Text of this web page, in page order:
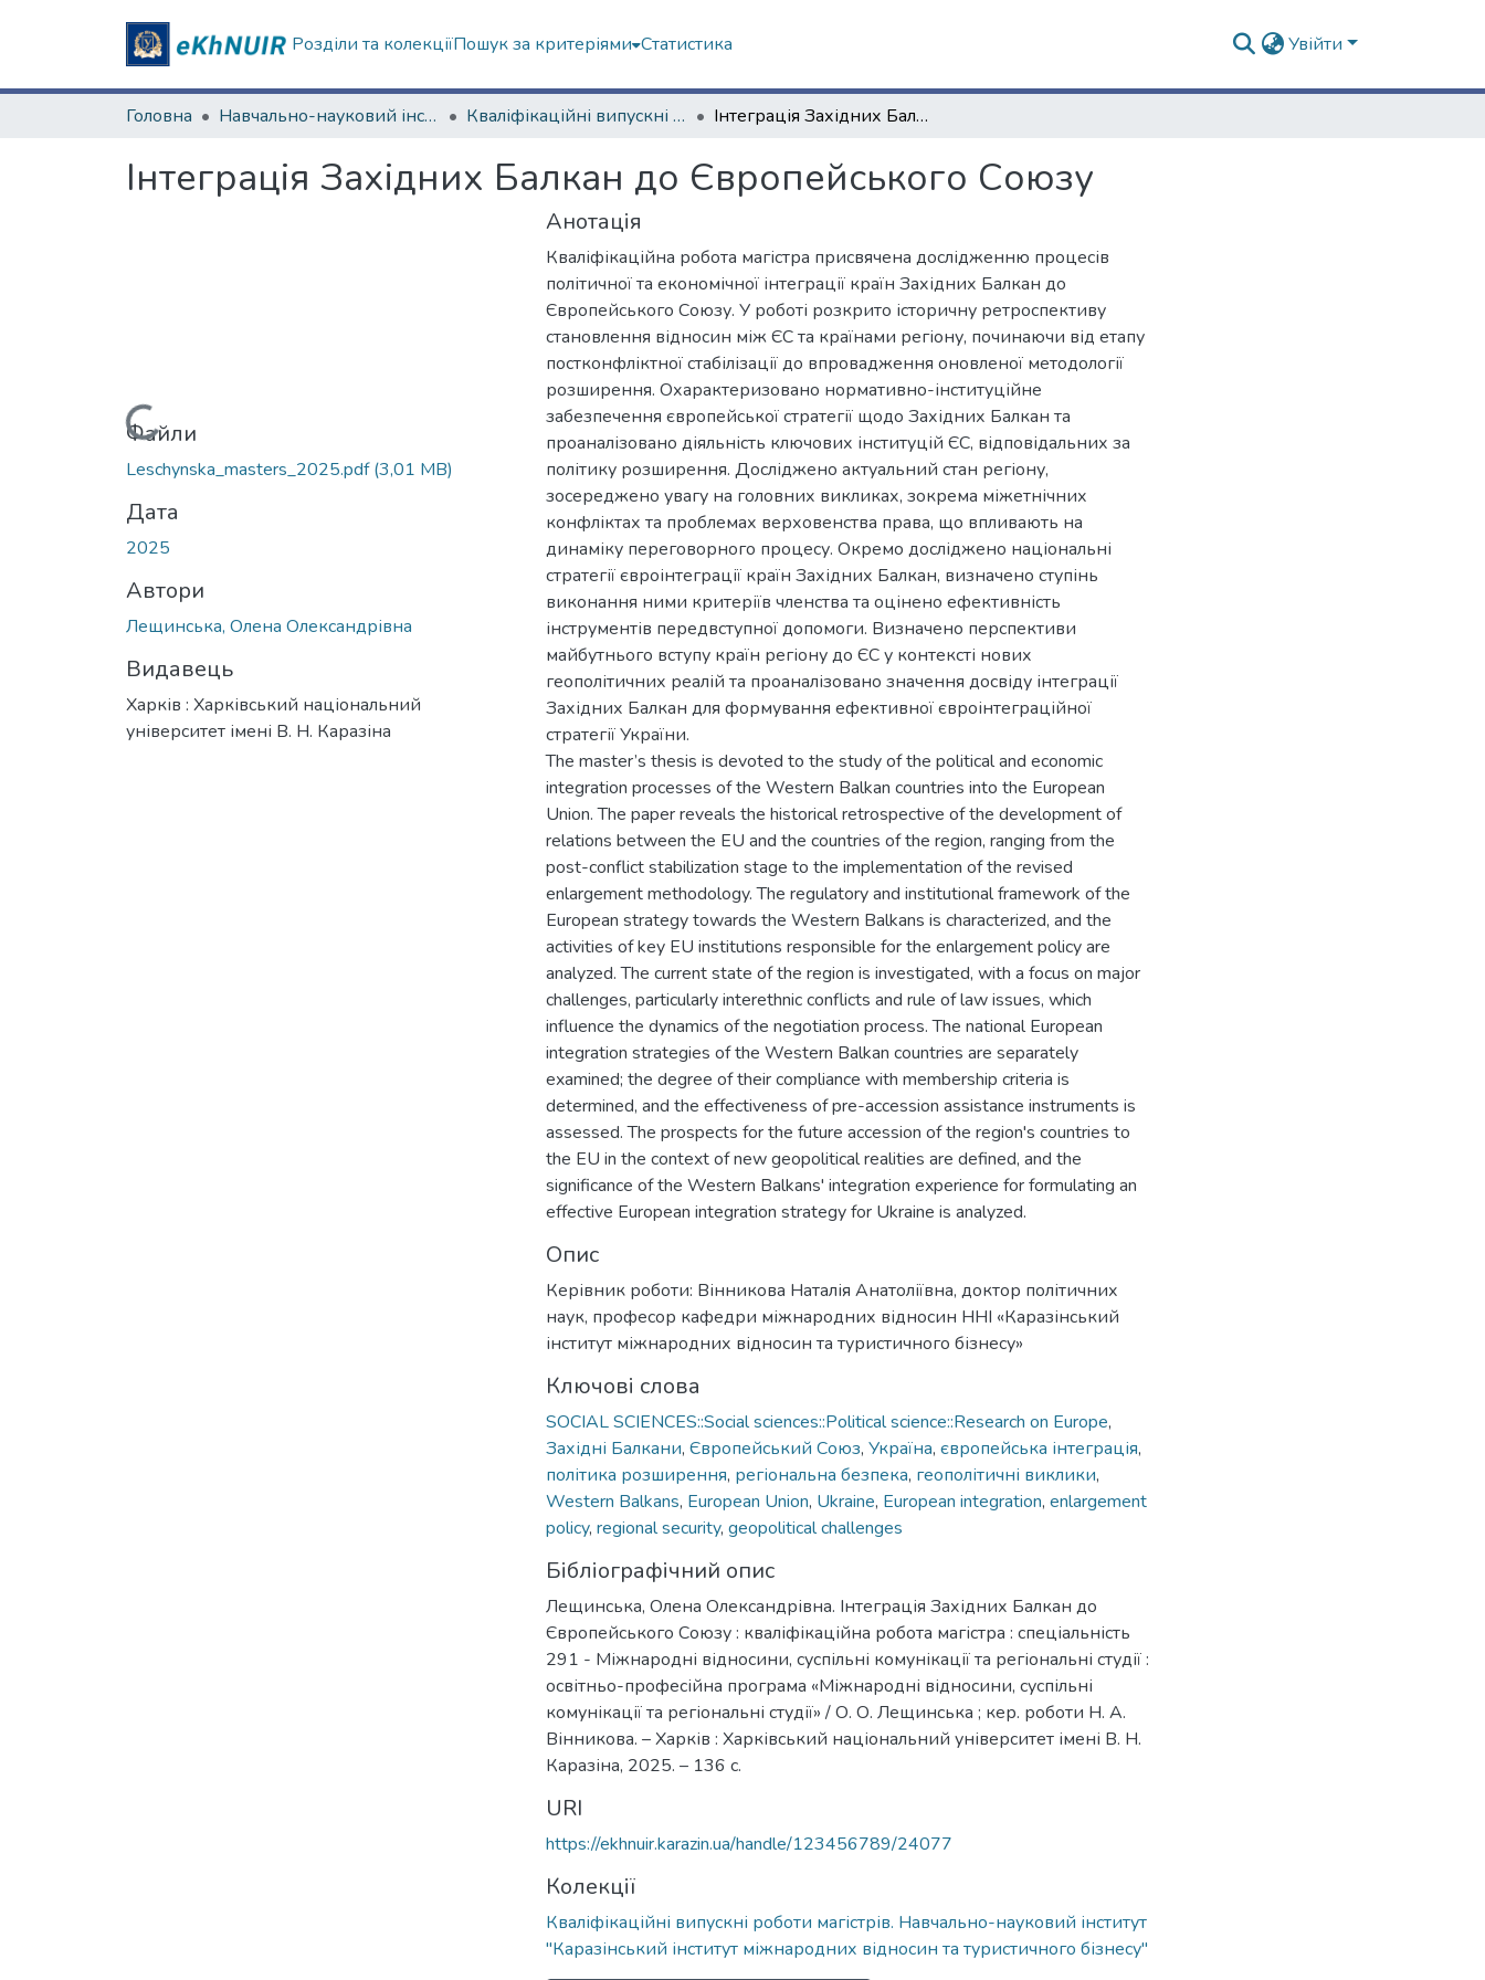
Розділи та колекціїПошук за критеріями Статистика Увійти
Головна Навчально-науковий інститут "Каразінський інститут міжнародних відносин та туристичного бізнесу" Кваліфікаційні випускні роботи магістрів. Навчально-науковий інститут "Каразінський інститут міжнародних відносин та туристичного бізнесу" Інтеграція Західних Балкан до Європейського Союзу
Інтеграція Західних Балкан до Європейського Союзу
Вантажиться...Файли
Leschynska_masters_2025.pdf(3,01 MB)
Дата
2025
Автори
Лещинська, Олена Олександрівна
Видавець
Харків : Харківський національний
університет імені В. Н. Каразіна
Анотація
Кваліфікаційна робота магістра присвячена дослідженню процесів
політичної та економічної інтеграції країн Західних Балкан до
Європейського Союзу. У роботі розкрито історичну ретроспективу
становлення відносин між ЄС та країнами регіону, починаючи від етапу
постконфліктної стабілізації до впровадження оновленої методології
розширення. Охарактеризовано нормативно-інституційне
забезпечення європейської стратегії щодо Західних Балкан та
проаналізовано діяльність ключових інституцій ЄС, відповідальних за
політику розширення. Досліджено актуальний стан регіону,
зосереджено увагу на головних викликах, зокрема міжетнічних
конфліктах та проблемах верховенства права, що впливають на
динаміку переговорного процесу. Окремо досліджено національні
стратегії євроінтеграції країн Західних Балкан, визначено ступінь
виконання ними критеріїв членства та оцінено ефективність
інструментів передвступної допомоги. Визначено перспективи
майбутнього вступу країн регіону до ЄС у контексті нових
геополітичних реалій та проаналізовано значення досвіду інтеграції
Західних Балкан для формування ефективної євроінтеграційної
стратегії України.
The master’s thesis is devoted to the study of the political and economic
integration processes of the Western Balkan countries into the European
Union. The paper reveals the historical retrospective of the development of
relations between the EU and the countries of the region, ranging from the
post-conflict stabilization stage to the implementation of the revised
enlargement methodology. The regulatory and institutional framework of the
European strategy towards the Western Balkans is characterized, and the
activities of key EU institutions responsible for the enlargement policy are
analyzed. The current state of the region is investigated, with a focus on major
challenges, particularly interethnic conflicts and rule of law issues, which
influence the dynamics of the negotiation process. The national European
integration strategies of the Western Balkan countries are separately
examined; the degree of their compliance with membership criteria is
determined, and the effectiveness of pre-accession assistance instruments is
assessed. The prospects for the future accession of the region's countries to
the EU in the context of new geopolitical realities are defined, and the
significance of the Western Balkans' integration experience for formulating an
effective European integration strategy for Ukraine is analyzed.
Опис
Керівник роботи: Вінникова Наталія Анатоліївна, доктор політичних
наук, професор кафедри міжнародних відносин ННІ «Каразінський
інститут міжнародних відносин та туристичного бізнесу»
Ключові слова
SOCIAL SCIENCES::Social sciences::Political science::Research on Europe,
Західні Балкани, Європейський Союз, Україна, європейська інтеграція,
політика розширення, регіональна безпека, геополітичні виклики,
Western Balkans, European Union, Ukraine, European integration, enlargement
policy, regional security, geopolitical challenges
Бібліографічний опис
Лещинська, Олена Олександрівна. Інтеграція Західних Балкан до
Європейського Союзу : кваліфікаційна робота магістра : спеціальність
291 - Міжнародні відносини, суспільні комунікації та регіональні студії :
освітньо-професійна програма «Міжнародні відносини, суспільні
комунікації та регіональні студії» / О. О. Лещинська ; кер. роботи Н. А.
Вінникова. – Харків : Харківський національний університет імені В. Н.
Каразіна, 2025. – 136 с.
URI
https://ekhnuir.karazin.ua/handle/123456789/24077
Колекції
Кваліфікаційні випускні роботи магістрів. Навчально-науковий інститут
"Каразінський інститут міжнародних відносин та туристичного бізнесу"